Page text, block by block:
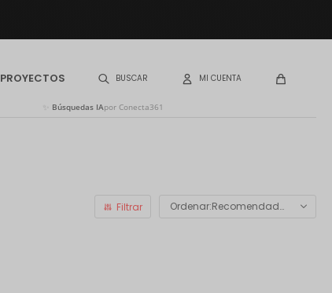
PROYECTOS
Búsquedas IApor Conecta361
Recomendados